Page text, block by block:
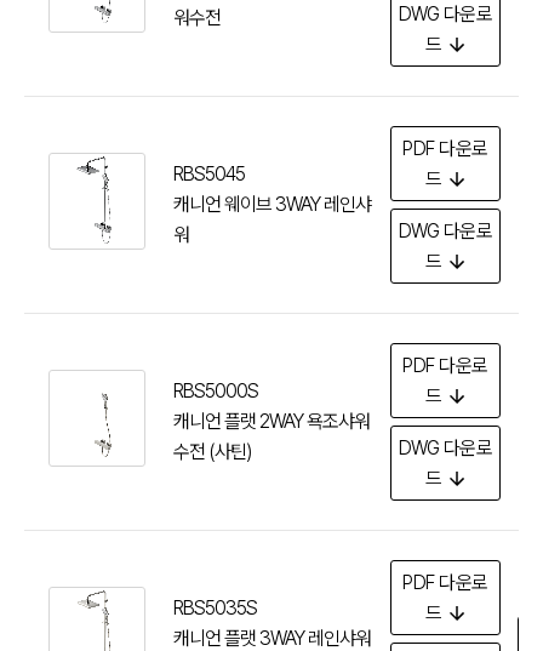
워수전
DWG 다운로
드
RBS5045
캐니언 웨이브 3WAY 레인샤
워
PDF다운로
드
DWG 다운로
드
RBS5000S
캐니언 플랫 2WAY 욕조샤워
수전 (사틴)
PDF다운로
드
DWG 다운로
드
RBS5035S
캐니언 플랫 3WAY 레인샤워
PDF다운로
드